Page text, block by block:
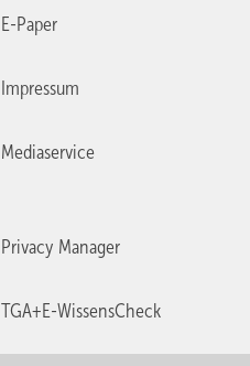
E-Paper
Impressum
Mediaservice
Privacy Manager
TGA+E-WissensCheck